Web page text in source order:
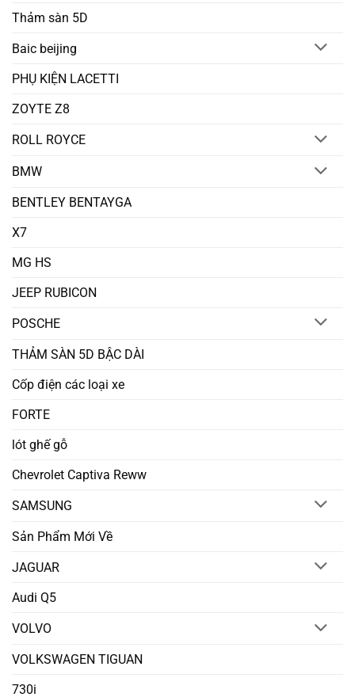
Thảm sàn 5D
Baic beijing
PHỤ KIỆN LACETTI
ZOYTE Z8
ROLL ROYCE
BMW
BENTLEY BENTAYGA
X7
MG HS
JEEP RUBICON
POSCHE
THẢM SÀN 5D BẬC DÀI
Cốp điện các loại xe
FORTE
lót ghế gỗ
Chevrolet Captiva Reww
SAMSUNG
Sản Phẩm Mới Về
JAGUAR
Audi Q5
VOLVO
VOLKSWAGEN TIGUAN
730i